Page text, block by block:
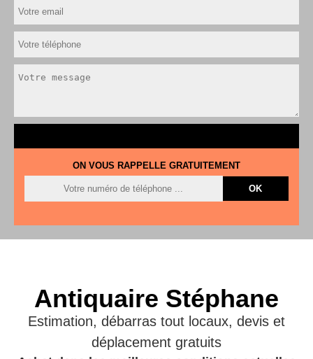
ON VOUS RAPPELLE GRATUITEMENT
Antiquaire Stéphane
Estimation, débarras tout locaux, devis et
déplacement gratuits